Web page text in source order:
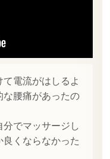
電流がはしるよ
な腰痛があったの
でマッサージし
くならなかった